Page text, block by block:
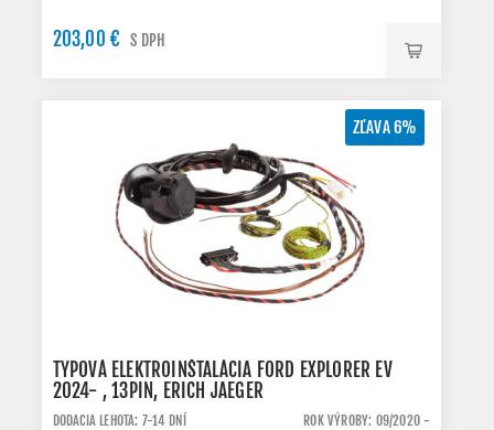
203,00 € S DPH
ZĽAVA 6%
TYPOVÁ ELEKTROINŠTALÁCIA FORD EXPLORER EV
2024- , 13PIN, ERICH JAEGER
DODACIA LEHOTA: 7-14 DNÍ
ROK VÝROBY: 09/2020 -